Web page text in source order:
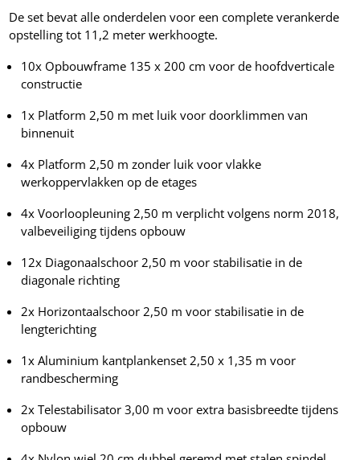
De set bevat alle onderdelen voor een complete verankerde
opstelling tot 11,2 meter werkhoogte.
10x Opbouwframe 135 x 200 cm voor de hoofdverticale
constructie
1x Platform 2,50 m met luik voor doorklimmen van
binnenuit
4x Platform 2,50 m zonder luik voor vlakke
werkoppervlakken op de etages
4x Voorloopleuning 2,50 m verplicht volgens norm 2018,
valbeveiliging tijdens opbouw
12x Diagonaalschoor 2,50 m voor stabilisatie in de
diagonale richting
2x Horizontaalschoor 2,50 m voor stabilisatie in de
lengterichting
1x Aluminium kantplankenset 2,50 x 1,35 m voor
randbescherming
2x Telestabilisator 3,00 m voor extra basisbreedte tijdens
opbouw